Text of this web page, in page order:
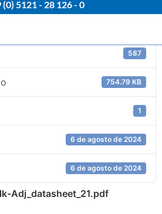
(0) 5121 - 28 126 - 0
587
754.79 KB
1
6 de agosto de 2024
6 de agosto de 2024
Adj_datasheet_21.pdf